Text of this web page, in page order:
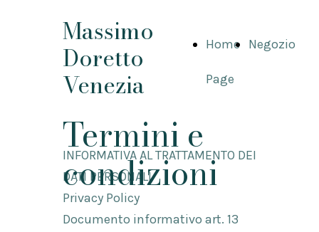
Massimo
Doretto
Venezia
Home
Page
Negozio
Termini e
condizioni
INFORMATIVA AL TRATTAMENTO DEI
DATI PERSONALI
Privacy Policy
Documento informativo art. 13